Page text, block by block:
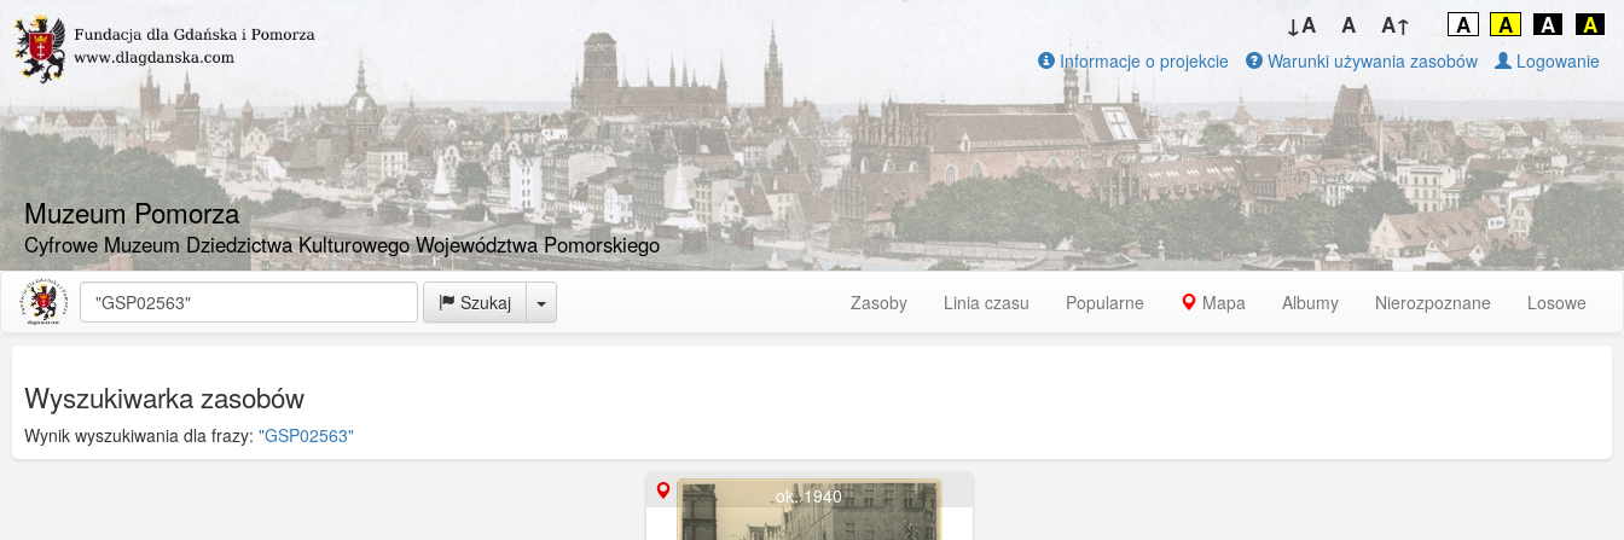
Muzeum Pomorza
Cyfrowe Muzeum Dziedzictwa Kulturowego Województwa Pomorskiego
↓A A A↑ A A A A
Informacje o projekcie Warunki używania zasobów Logowanie
Szukaj Toggle Dropdown Zasoby Linia czasu Popularne Mapa Albumy Nierozpoznane Losowe
Wyszukiwarka zasobów
Wynik wyszukiwania dla frazy: "GSP02563"
ok. 1940